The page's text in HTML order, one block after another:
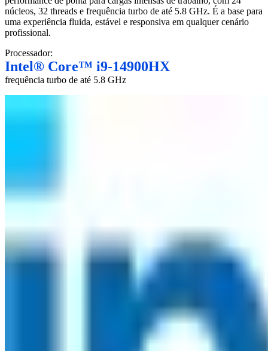
núcleos, 32 threads e frequência turbo de até 5.8 GHz. É a base para
uma experiência fluida, estável e responsiva em qualquer cenário
profissional.
Processador:
Intel® Core™ i9-14900HX
frequência turbo de até 5.8 GHz